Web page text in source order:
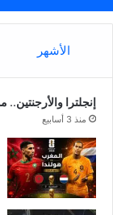
الأشهر
إنجلترا والأرجنتين..
منذ 3 أسابيع